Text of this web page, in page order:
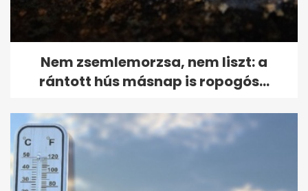
Nem zsemlemorzsa, nem liszt: a
rántott hús másnap is ropogós...